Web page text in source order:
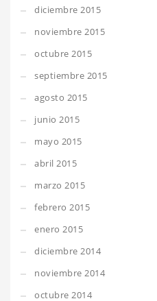
diciembre 2015
noviembre 2015
octubre 2015
septiembre 2015
agosto 2015
junio 2015
mayo 2015
abril 2015
marzo 2015
febrero 2015
enero 2015
diciembre 2014
noviembre 2014
octubre 2014